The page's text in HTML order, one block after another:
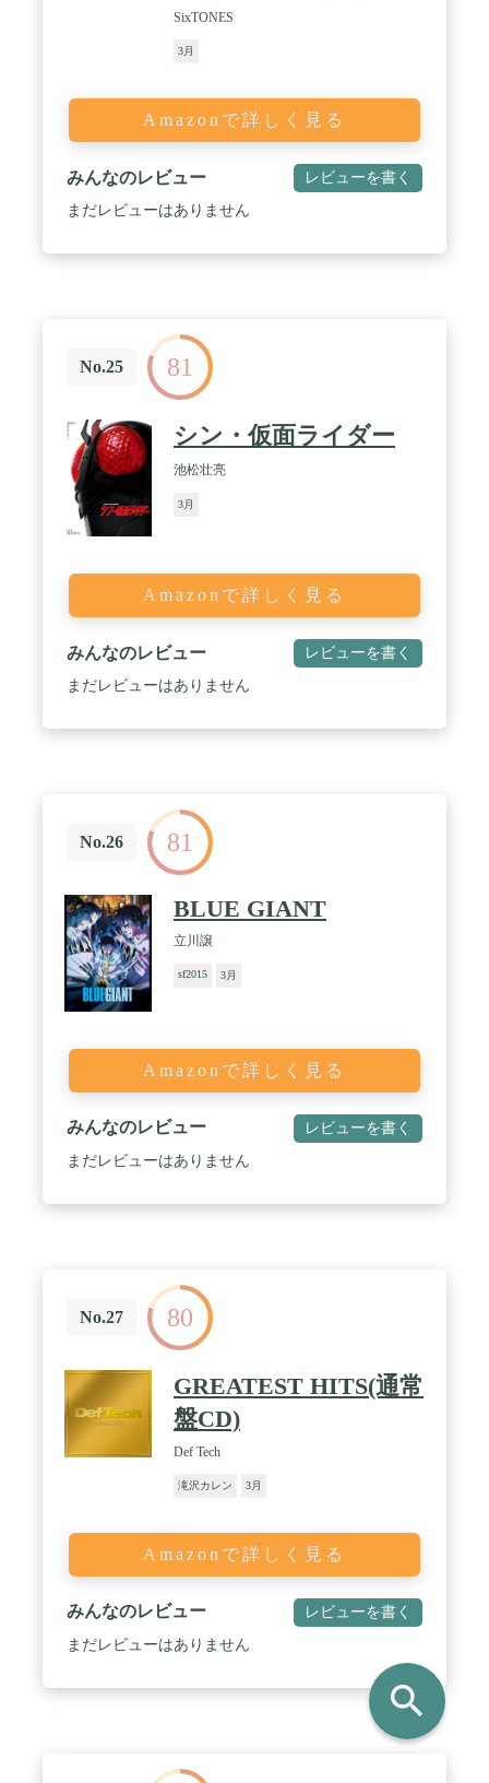
SixTONES
3月
Amazonで詳しく見る
みんなのレビュー レビューを書く
まだレビューはありません
No.25 81
シン・仮面ライダー
池松壮亮
3月
Amazonで詳しく見る
みんなのレビュー レビューを書く
まだレビューはありません
No.26 81
BLUE GIANT
立川譲
sf2015 3月
Amazonで詳しく見る
みんなのレビュー レビューを書く
まだレビューはありません
No.27 80
GREATEST HITS(通常
盤CD)
Def Tech
滝沢カレン 3月
Amazonで詳しく見る
みんなのレビュー レビューを書く
まだレビューはありません
search